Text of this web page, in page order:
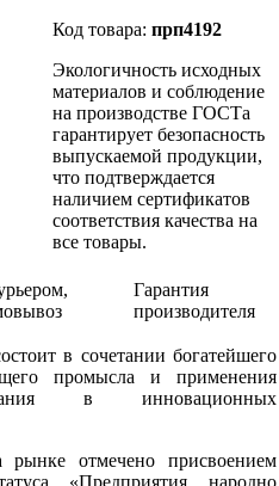
Код товара: прп4192
Экологичность исходных
материалов и соблюдение
на производстве ГОСТа
гарантирует безопасность
выпускаемой продукции,
что подтверждается
наличием сертификатов
соответствия качества на
все товары.
Гарантия
производителя
в сочетании богатейшего
промысла и применения
в инновационных
отмечено присвоением
«Предприятия народно